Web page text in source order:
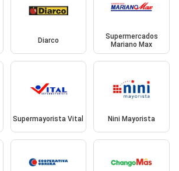
Diarco
Supermercados
Mariano Max
Supermayorista Vital Nini Mayorista